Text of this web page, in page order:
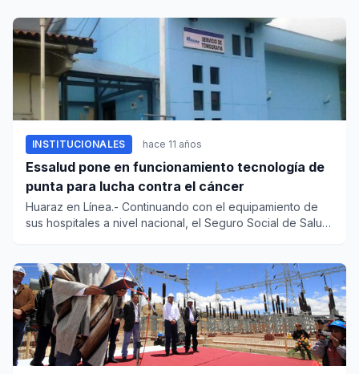
INSTITUCIONALES hace 11 años
Essalud pone en funcionamiento tecnología de
punta para lucha contra el cáncer
Huaraz en Línea.- Continuando con el equipamiento de
sus hospitales a nivel nacional, el Seguro Social de Salud